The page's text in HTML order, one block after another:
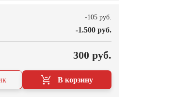
-105 руб.
-1.500 руб.
300 руб.
В корзину